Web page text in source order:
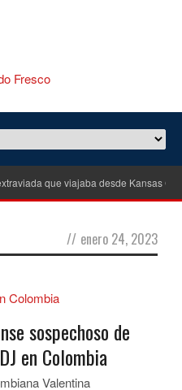
que viajaba desde Kansas City
// enero 24, 2023
sospechoso de
en Colombia
Valentina